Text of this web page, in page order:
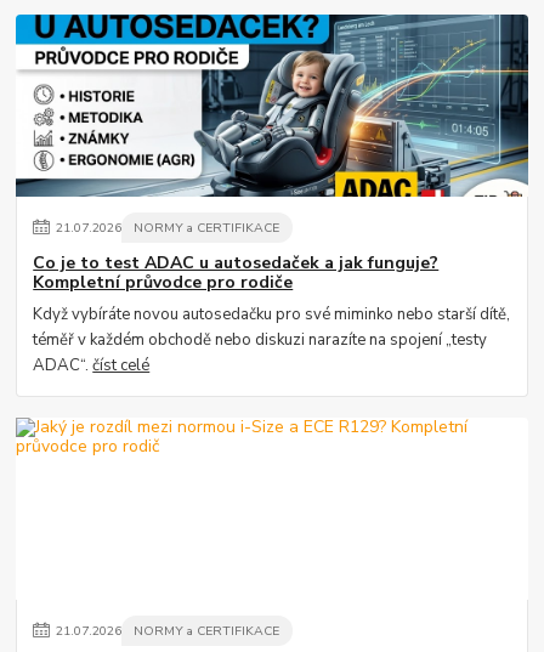
21.07.2026 NORMY a CERTIFIKACE
Co je to test ADAC u autosedaček a jak funguje?
Kompletní průvodce pro rodiče
Když vybíráte novou autosedačku pro své miminko nebo starší dítě,
téměř v každém obchodě nebo diskuzi narazíte na spojení „testy
ADAC“.číst celé
21.07.2026 NORMY a CERTIFIKACE